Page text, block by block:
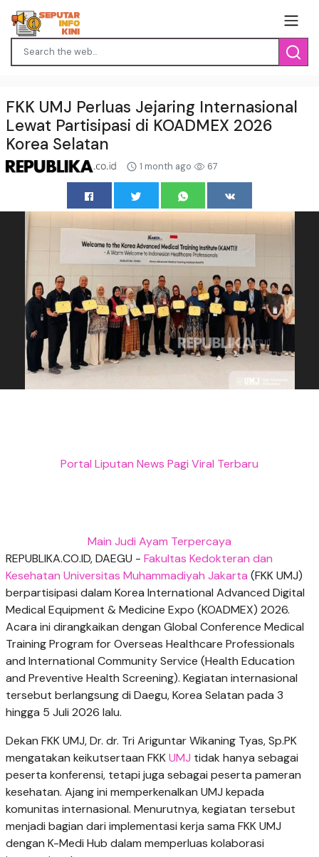
FKK UMJ Perluas Jejaring Internasional
Lewat Partisipasi di KOADMEX 2026
Korea Selatan
1 month ago 67
Portal Liputan News Pagi Viral Terbaru
Main Judi Ayam Terpercaya
REPUBLIKA.CO.ID, DAEGU - Fakultas Kedokteran dan
Kesehatan Universitas Muhammadiyah Jakarta (FKK UMJ)
berpartisipasi dalam Korea International Advanced Digital
Medical Equipment & Medicine Expo (KOADMEX) 2026.
Acara ini dirangkaikan dengan Global Conference Medical
Training Program for Overseas Healthcare Professionals
and International Community Service (Health Education
and Preventive Health Screening). Kegiatan internasional
tersebut berlangsung di Daegu, Korea Selatan pada 3
hingga 5 Juli 2026 lalu.
Dekan FKK UMJ, Dr. dr. Tri Ariguntar Wikaning Tyas, Sp.PK
mengatakan keikutsertaan FKKUMJ tidak hanya sebagai
peserta konferensi, tetapi juga sebagai peserta pameran
kesehatan. Ajang ini memperkenalkan UMJ kepada
komunitas internasional. Menurutnya, kegiatan tersebut
menjadi bagian dari implementasi kerja sama FKK UMJ
dengan K-Medi Hub dalam memperluas kolaborasi